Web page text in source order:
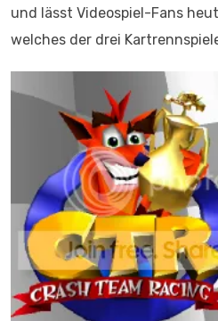
und lässt Videospiel-Fans
welches der drei